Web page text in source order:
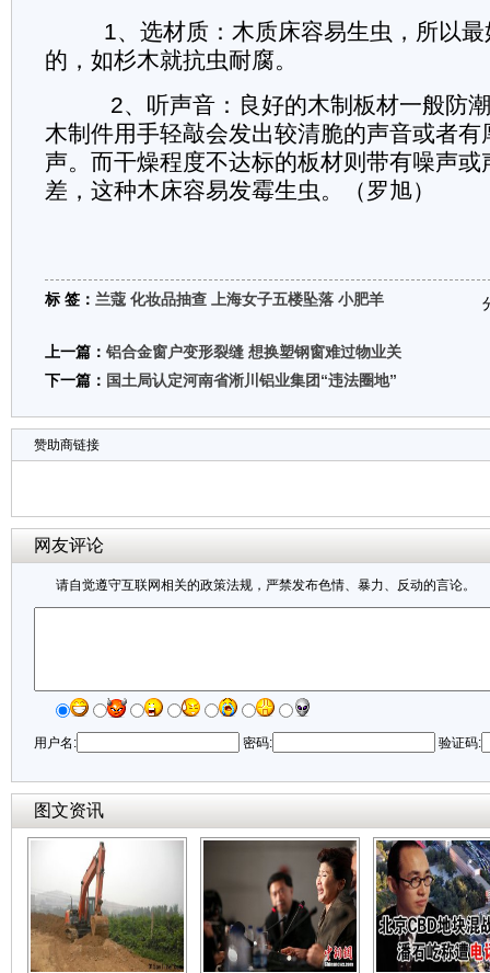
1、选材质：木质床容易生虫，所以最
的，如杉木就抗虫耐腐。
2、听声音：良好的木制板材一般防潮
木制件用手轻敲会发出较清脆的声音或者
声。而干燥程度不达标的板材则带有噪声
差，这种木床容易发霉生虫。（罗旭）
标 签： 兰蔻 化妆品抽查 上海女子五楼坠落 小肥羊
上一篇： 铝合金窗户变形裂缝 想换塑钢窗难过物业关
下一篇： 国土局认定河南省淅川铝业集团“违法圈地”
赞助商链接
网友评论
请自觉遵守互联网相关的政策法规，严禁发布色情、暴力、反动的言论。
用户名: 密码: 验证码:
图文资讯